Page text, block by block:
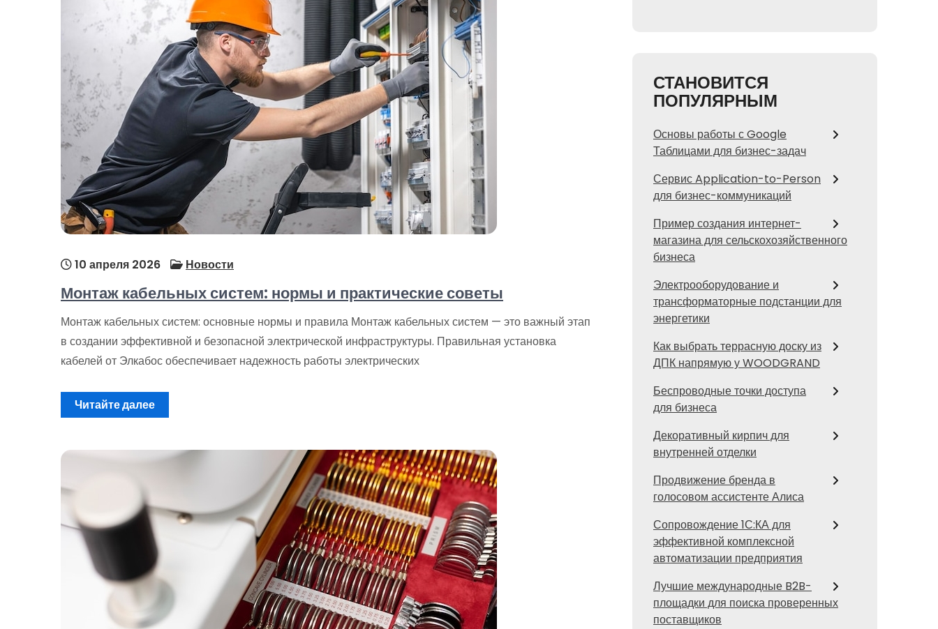
10 апреля 2026 Новости
Монтаж кабельных систем: нормы и практические советы
Монтаж кабельных систем: основные нормы и правила Монтаж кабельных систем — это важный этап
в создании эффективной и безопасной электрической инфраструктуры. Правильная установка
кабелей от Элкабос обеспечивает надежность работы электрических
Читайте далее
СТАНОВИТСЯ
ПОПУЛЯРНЫМ
Основы работы с Google
Таблицами для бизнес-задач
Сервис Application-to-Person
для бизнес-коммуникаций
Пример создания интернет-
магазина для сельскохозяйственного
бизнеса
Электрооборудование и
трансформаторные подстанции для
энергетики
Как выбрать террасную доску из
ДПК напрямую у WOODGRAND
Беспроводные точки доступа
для бизнеса
Декоративный кирпич для
внутренней отделки
Продвижение бренда в
голосовом ассистенте Алиса
Сопровождение 1С:КА для
эффективной комплексной
автоматизации предприятия
Лучшие международные B2B-
площадки для поиска проверенных
поставщиков